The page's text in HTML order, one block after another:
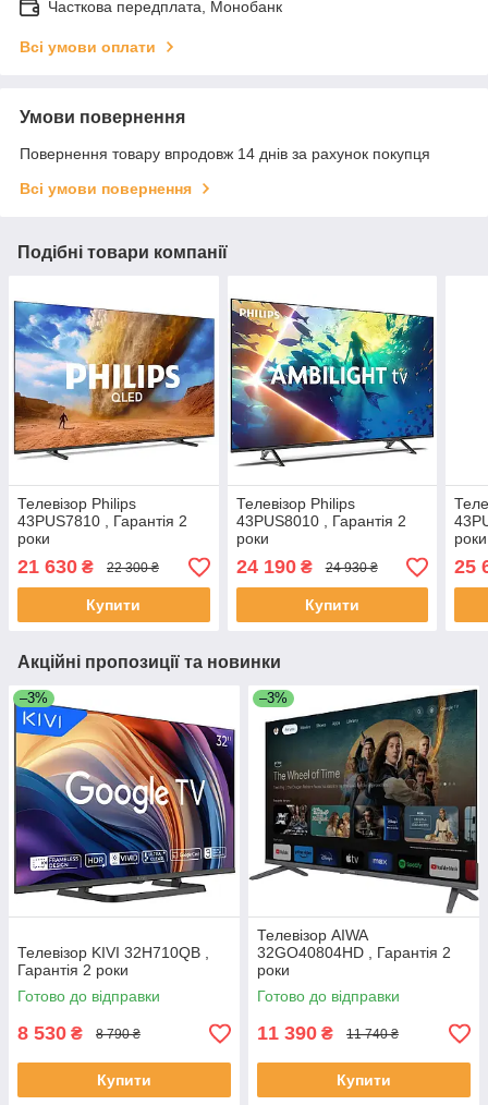
Часткова передплата, Монобанк
Всі умови оплати
Умови повернення
Повернення товару впродовж 14 днів за рахунок покупця
Всі умови повернення
Подібні товари компанії
Телевізор Philips
43PUS7810 , Гарантія 2
роки
21 630 ₴ 22 300 ₴
Купити
Телевізор Philips
43PUS8010 , Гарантія 2
роки
24 190₴ 24 930 ₴
Купити
роки
25
Акційні пропозиції та новинки
–3%
Телевізор KIVI 32H710QB ,
Гарантія 2 роки
Готово до відправки
8 530 ₴ 8 790 ₴
Купити
–3%
Телевізор AIWA
32GO40804HD , Гарантія 2
роки
Готово до відправки
11 390 ₴ 11 740 ₴
Купити